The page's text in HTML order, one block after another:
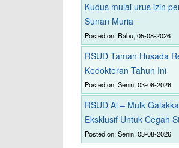
Kudus mulai urus izin
Sunan Muria
Posted on: Rabu, 05-08-2026
RSUD Taman Husada
Kedokteran Tahun Ini
Posted on: Senin, 03-08-2026
RSUD Al – Mulk
Eksklusif Untuk Cegah
Posted on: Senin, 03-08-2026